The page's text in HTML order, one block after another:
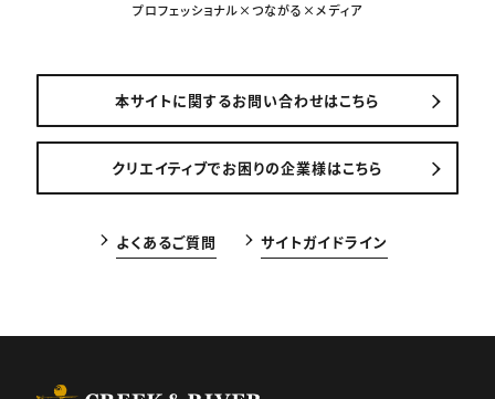
プロフェッショナル×つながる×メディア
本サイトに関するお問い合わせはこちら
クリエイティブでお困りの企業様はこちら
よくあるご質問 サイトガイドライン